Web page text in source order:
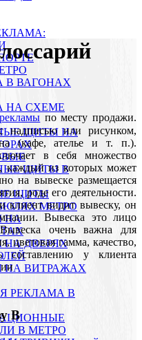
В ВАГОНАХ
НА СХЕМЕ
ЩИТЫ НА
ЩИТЫ В
ЩИТЫ
МЕТРО
НА
НА ДВЕРЯХ
НА ВИТРАЖАХ
РЕКЛАМА В
В МЕТРО
по месту продажи.
надписью или рисунком,
(кафе, ателье и т. п.).
в себя множество
каждый из которых может
на вывеске размещается
роде его деятельности.
клиент видит вывеску, он
Вывеска это лицо
очень важна для
цветовая гамма, качество,
составлению у клиента
В